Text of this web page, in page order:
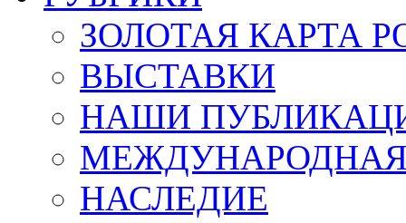
ЗОЛОТАЯ КАРТА
ВЫСТАВКИ
НАШИ
НАСЛЕДИЕ